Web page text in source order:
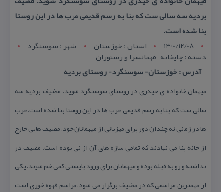
بردیه سه سالی ست كه بنا به رسم قدیمی عرب ها در این روستا
بنا شده است.
1400/12/08
استان : خوزستان شهر : سوسنگرد
دسته : چایخانه , مهمانسرا و رستوران
آدرس : خوزستان- سوسنگرد- روستای بردیه
میهمان خانواده ی حیدری در روستای سوسنگرد شوید. مضیف بردیه سه
سالی ست كه بنا به رسم قدیمی عرب ها در این روستا بنا شده است.عرب
ها در زمانی نه چندان دور برای میزبانی از میهمانان خود، مضیف هایی خارج
از خانه بنا می نهادند كه تمامی سازه های آن از نی بوده است. مضیف در
نداشته و رو به قبله بوده و میهمانان برای ورود بایستی كمی خم شوند.یكی
از مهمترین مراسمی كه در مضیف برگزار می شود، مراسم قهوه خوری است